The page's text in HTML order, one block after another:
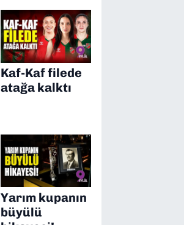
Kaf-Kaf filede
atağa kalktı
Yarım kupanın
büyülü